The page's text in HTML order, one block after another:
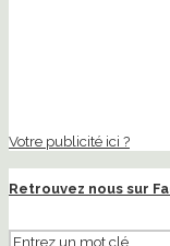
Votre publicité ici ?
Retrouvez nous sur